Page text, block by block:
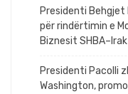
Presidenti Behgjet
për rindërtimin e
Biznesit SHBA–Irak
Presidenti Pacolli
Washington,